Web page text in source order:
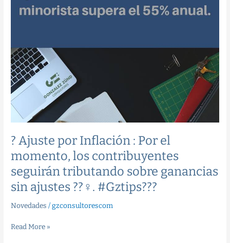
? Ajuste por Inflación : Por el
momento, los contribuyentes
seguirán tributando sobre ganancias
sin ajustes ??‍♀️. #Gztips??‍?
Novedades /gzconsultorescom
??‍♀️.
Read More »